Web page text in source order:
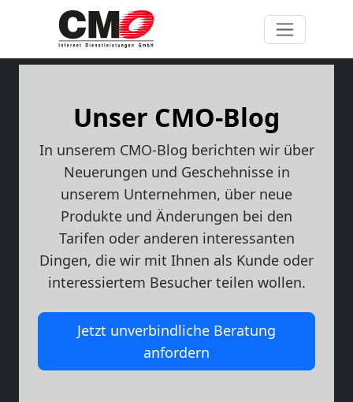
Unser CMO-Blog
In unserem CMO-Blog berichten wir über
Neuerungen und Geschehnisse in
unserem Unternehmen, über neue
Produkte und Änderungen bei den
Tarifen oder anderen interessanten
Dingen, die wir mit Ihnen als Kunde oder
interessiertem Besucher teilen wollen.
Jetzt unverbindliche Beratung
anfordern